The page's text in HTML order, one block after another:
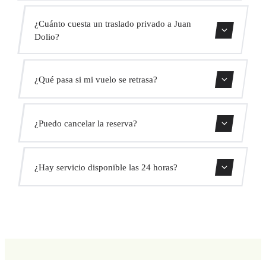
¿Cuánto cuesta un traslado privado a Juan
Dolio?
Usa nuestro formulario de reserva para obtener un precio
fijo al instante. Sin cargos ocultos.
¿Qué pasa si mi vuelo se retrasa?
conductor ajustará automáticamente la hora de recogida
sin coste adicional.
¿Puedo cancelar la reserva?
recogida.
¿Hay servicio disponible las 24 horas?